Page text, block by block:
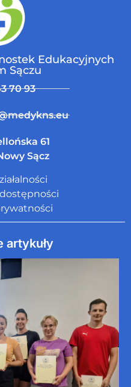
Edukacyjnych
Sączu
70 93
61
Sącz
artykuły